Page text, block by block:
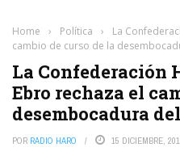
Home › Política ›
La
cambio de curso de la
La Confederación
Ebro rechaza el
desembocadura
POR RADIO HARO 15 DICIEMBRE,